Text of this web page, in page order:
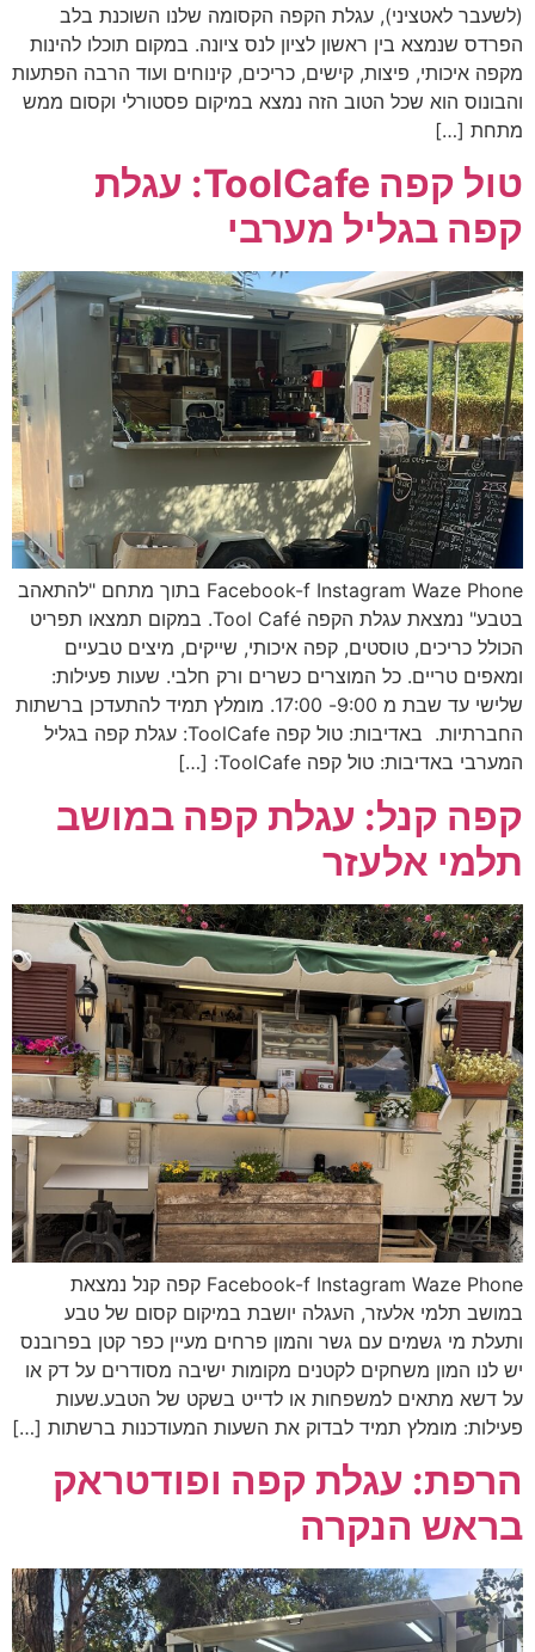
(לשעבר לאטציני), עגלת הקפה הקסומה שלנו השוכנת בלב
הפרדס שנמצא בין ראשון לציון לנס ציונה. במקום תוכלו להינות
מקפה איכותי, פיצות, קישים, כריכים, קינוחים ועוד הרבה הפתעות
והבונוס הוא שכל הטוב הזה נמצא במיקום פסטורלי וקסום ממש
מתחת […]
טול קפה ToolCafe: עגלת
קפה בגליל מערבי
Facebook-f Instagram Waze Phone בתוך מתחם "להתאהב
בטבע" נמצאת עגלת הקפה Tool Café. במקום תמצאו תפריט
הכולל כריכים, טוסטים, קפה איכותי, שייקים, מיצים טבעיים
ומאפים טריים. כל המוצרים כשרים ורק חלבי. שעות פעילות:
שלישי עד שבת מ 9:00- 17:00. מומלץ תמיד להתעדכן ברשתות
החברתיות. באדיבות: טול קפה ToolCafe: עגלת קפה בגליל
המערבי באדיבות: טול קפה ToolCafe: […]
קפה קנל: עגלת קפה במושב
תלמי אלעזר
Facebook-f Instagram Waze Phone קפה קנל נמצאת
במושב תלמי אלעזר, העגלה יושבת במיקום קסום של טבע
ותעלת מי גשמים עם גשר והמון פרחים מעיין כפר קטן בפרובנס
יש לנו המון משחקים לקטנים מקומות ישיבה מסודרים על דק או
על דשא מתאים למשפחות או לדייט בשקט של הטבע.שעות
פעילות: מומלץ תמיד לבדוק את השעות המעודכנות ברשתות […]
הרפת: עגלת קפה ופודטראק
בראש הנקרה